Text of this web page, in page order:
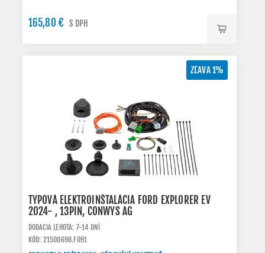
165,80 € S DPH
ZĽAVA 1%
TYPOVÁ ELEKTROINŠTALÁCIA FORD EXPLORER EV
2024- , 13PIN, CONWYS AG
DODACIA LEHOTA: 7-14 DNÍ
KÓD: 21500698.FO91